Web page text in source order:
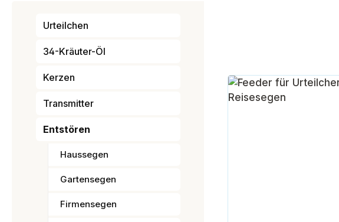
Urteilchen
34-Kräuter-Öl
Kerzen
Transmitter
Entstören
Haussegen
Gartensegen
Firmensegen